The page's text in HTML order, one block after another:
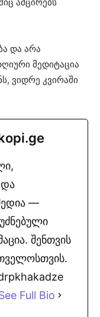
და არა
მედიტაცია
ვიდრე კვირაში
—
შენთვის
Full Bio